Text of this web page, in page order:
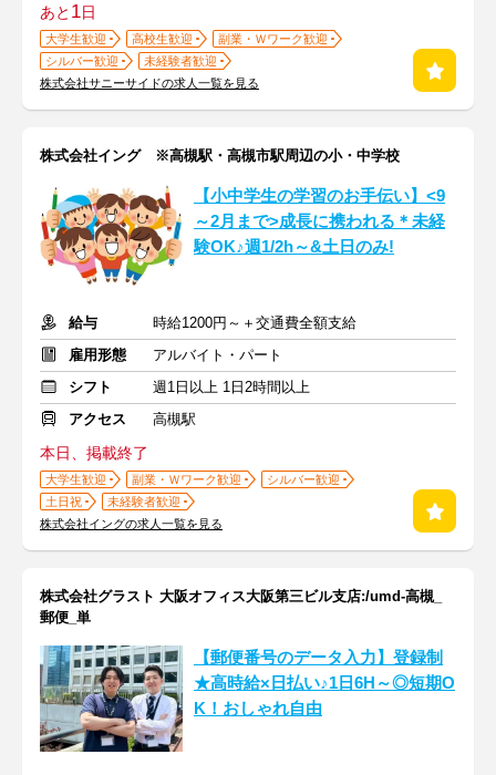
あと 1日
大学生歓迎 高校生歓迎
副業・Ｗワーク歓迎
シルバー歓迎
未経験者歓迎
株式会社サニーサイドの求人一覧を見る
株式会社イング ※高槻駅・高槻市駅周辺の小・中学校
【小中学生の学習のお手伝い】<9
～2月まで>成長に携われる＊未経
験OK♪週1/2h～&土日のみ!
給与
時給1200円～＋交通費全額支給
雇用形態
アルバイト・パート
シフト
週1日以上 1日2時間以上
アクセス
高槻駅
本日、掲載終了
大学生歓迎 副業・Ｗワーク歓迎
シルバー歓迎
土日祝
未経験者歓迎
株式会社イングの求人一覧を見る
株式会社グラスト 大阪オフィス大阪第三ビル支店:/umd-高槻_
郵便_単
【郵便番号のデータ入力】登録制
★高時給×日払い♪1日6H～◎短期O
K！おしゃれ自由